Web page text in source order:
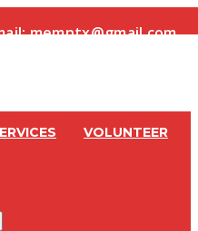
memntx@gmail.com
VOLUNTEER